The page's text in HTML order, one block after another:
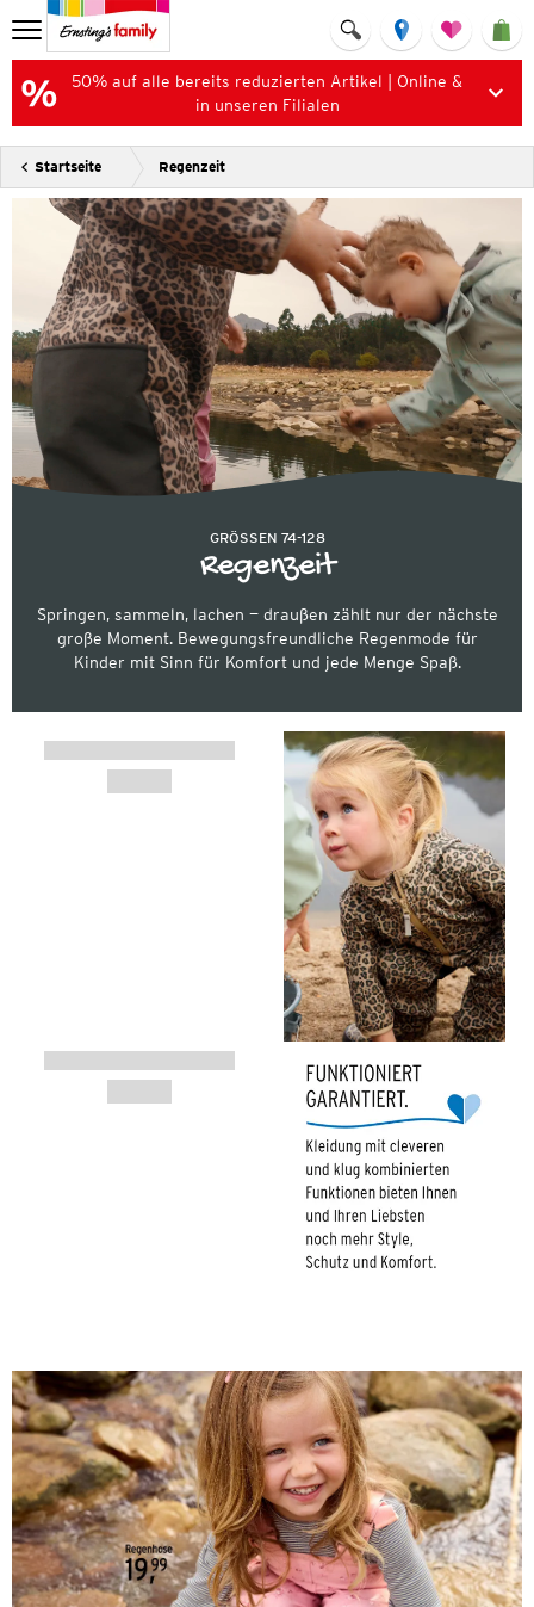
50% auf alle bereits reduzierten Artikel | Online &
in unseren Filialen
Startseite Regenzeit
GRÖSSEN 74-128
Regenzeit
Springen, sammeln, lachen — draußen zählt nur der nächste
große Moment. Bewegungsfreundliche Regenmode für
Kinder mit Sinn für Komfort und jede Menge Spaß.